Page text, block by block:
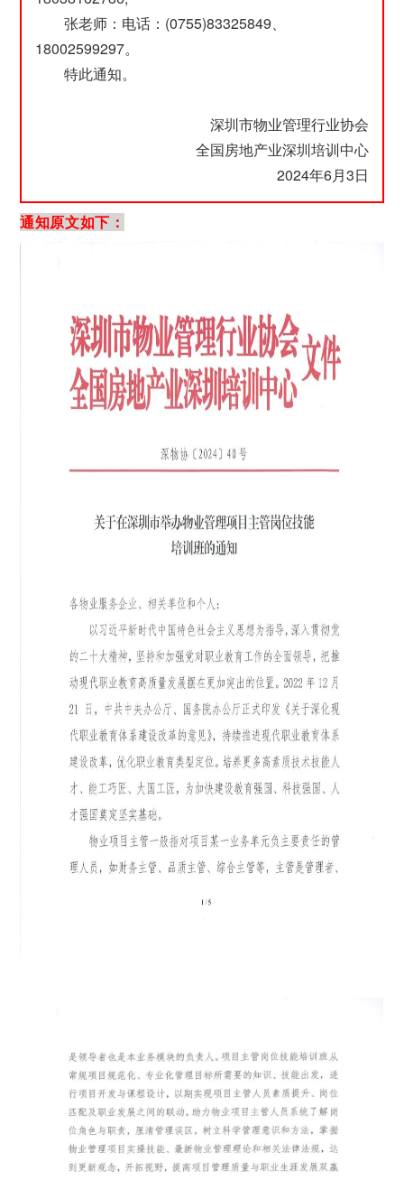
张老师：电话：(0755)83325849、
18002599297。
特此通知。
深圳市物业管理行业协会
全国房地产业深圳培训中心
2024年6月3日
通知原文如下：